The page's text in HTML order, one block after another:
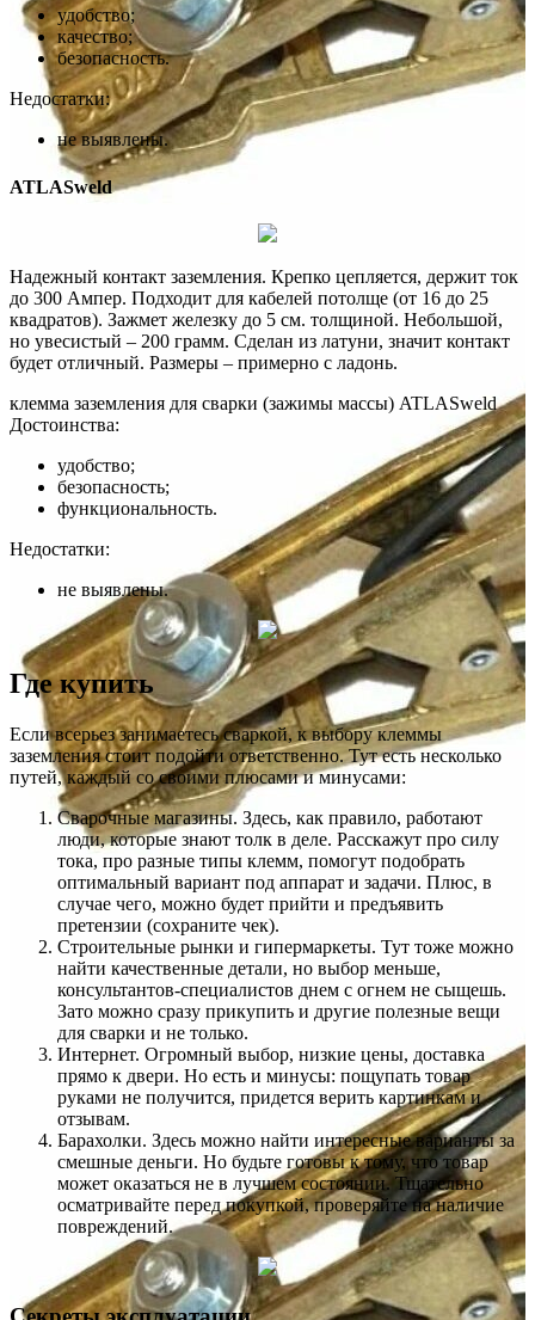
удобство;
качество;
безопасность.
Недостатки:
не выявлены.
ATLASweld
Надежный контакт заземления. Крепко цепляется, держит ток
до 300 Ампер. Подходит для кабелей потолще (от 16 до 25
квадратов). Зажмет железку до 5 см. толщиной. Небольшой,
но увесистый – 200 грамм. Сделан из латуни, значит контакт
будет отличный. Размеры – примерно с ладонь.
клемма заземления для сварки (зажимы массы) ATLASweld
Достоинства:
удобство;
безопасность;
функциональность.
Недостатки:
не выявлены.
Где купить
Если всерьез занимаетесь сваркой, к выбору клеммы
заземления стоит подойти ответственно. Тут есть несколько
путей, каждый со своими плюсами и минусами:
Сварочные магазины. Здесь, как правило, работают
люди, которые знают толк в деле. Расскажут про силу
тока, про разные типы клемм, помогут подобрать
оптимальный вариант под аппарат и задачи. Плюс, в
случае чего, можно будет прийти и предъявить
претензии (сохраните чек).
Строительные рынки и гипермаркеты. Тут тоже можно
найти качественные детали, но выбор меньше,
консультантов-специалистов днем с огнем не сыщешь.
Зато можно сразу прикупить и другие полезные вещи
для сварки и не только.
Интернет. Огромный выбор, низкие цены, доставка
прямо к двери. Но есть и минусы: пощупать товар
руками не получится, придется верить картинкам и
отзывам.
Барахолки. Здесь можно найти интересные варианты за
смешные деньги. Но будьте готовы к тому, что товар
может оказаться не в лучшем состоянии. Тщательно
осматривайте перед покупкой, проверяйте на наличие
повреждений.